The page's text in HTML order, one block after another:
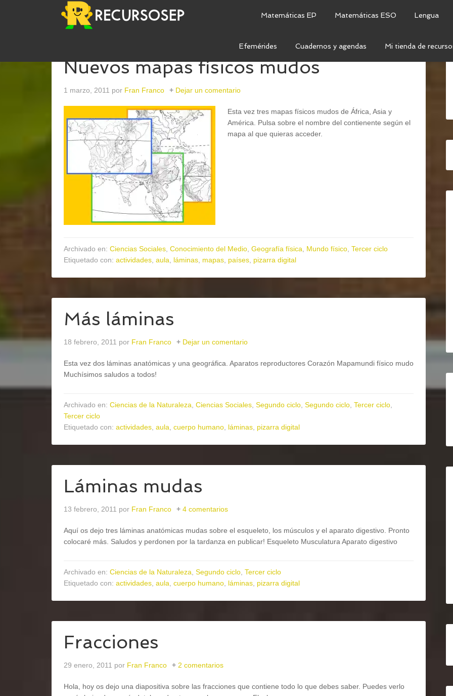
Matemáticas EP Matemáticas ESO Lengua
Efemérides Cuadernos y agendas Mi tienda de
Nuevos mapas físicos mudos
1 marzo, 2011 por Fran Franco Dejar un comentario
Esta vez tres mapas físicos mudos de África, Asia y
América. Pulsa sobre el nombre del contienente según el
mapa al que quieras acceder.
Archivado en: Ciencias Sociales Conocimiento del Medio Geografía física Mundo físico Tercer ciclo
Etiquetado con: actividades aula láminas mapas países pizarra digital
Más láminas
18 febrero, 2011 por Fran Franco Dejar un comentario
Esta vez dos láminas anatómicas y una geográfica. Aparatos reproductores Corazón Mapamundi físico mudo
Muchísimos saludos a todos!
Archivado en: Ciencias de la Naturaleza Ciencias Sociales Segundo ciclo Segundo ciclo Tercer ciclo
Tercer ciclo
Etiquetado con: actividades aula cuerpo humano láminas pizarra digital
Láminas mudas
13 febrero, 2011 por Fran Franco 4 comentarios
Aquí os dejo tres láminas anatómicas mudas sobre el esqueleto, los músculos y el aparato digestivo. Pronto
colocaré más. Saludos y perdonen por la tardanza en publicar! Esqueleto Musculatura Aparato digestivo
Archivado en: Ciencias de la Naturaleza Segundo ciclo Tercer ciclo
Etiquetado con: actividades aula cuerpo humano láminas pizarra digital
Fracciones
29 enero, 2011 por Fran Franco 2 comentarios
Hola, hoy os dejo una diapositiva sobre las fracciones que contiene todo lo que debes saber. Puedes verlo